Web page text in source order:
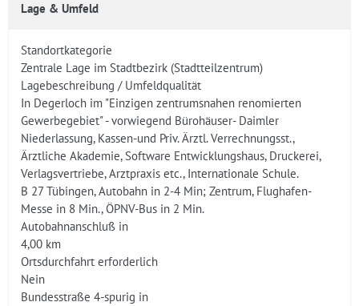
Lage & Umfeld
Standortkategorie
Zentrale Lage im Stadtbezirk (Stadtteilzentrum)
Lagebeschreibung / Umfeldqualität
In Degerloch im "Einzigen zentrumsnahen renomierten
Gewerbegebiet" - vorwiegend Bürohäuser- Daimler
Niederlassung, Kassen-und Priv. Ärztl. Verrechnungsst.,
Ärztliche Akademie, Software Entwicklungshaus, Druckerei,
Verlagsvertriebe, Arztpraxis etc., Internationale Schule.
B 27 Tübingen, Autobahn in 2-4 Min; Zentrum, Flughafen-
Messe in 8 Min., ÖPNV-Bus in 2 Min.
Autobahnanschluß in
4,00 km
Ortsdurchfahrt erforderlich
Nein
Bundesstraße 4-spurig in